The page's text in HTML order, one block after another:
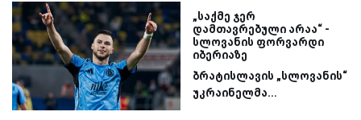
„საქმე ჯერ
დამთავრებული არაა“ -
სლოვანის ფორვარდი
იბერიაზე
ბრატისლავის „სლოვანის“
უკრაინელმა...